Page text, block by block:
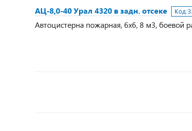
АЦ-8,0-40 Урал 4320 в задн. отсеке Код:
Автоцистерна пожарная, 6х6, 8 м3, боевой